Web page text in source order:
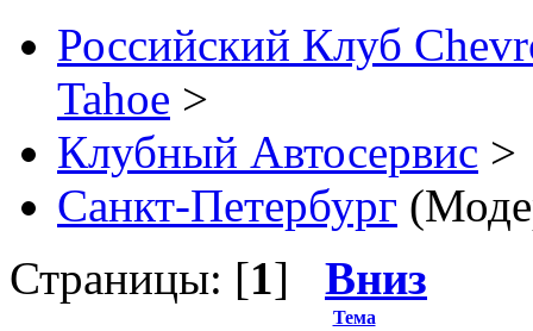
Российский Клуб
Tahoe >
Клубный Автосервис >
Санкт-Петербург
Страницы: [1] Вниз
Тема